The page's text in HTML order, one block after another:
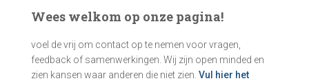
Wees welkom op onze pagina!
voel de vrij om contact op te nemen voor vragen,
feedback of samenwerkingen. Wij zijn open minded en
zien kansen waar anderen die niet zien. Vul hier het